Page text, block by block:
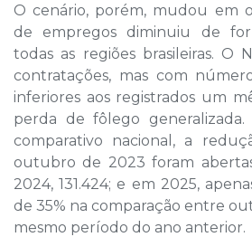
O cenário, porém, mudou em
de empregos diminuiu de
todas as regiões brasileiras. O
contratações, mas com
inferiores aos registrados um
perda de fôlego
comparativo nacional, a
outubro de 2023 foram abertas
2024, 131.424; e em 2025,
de 35% na comparação entre
mesmo período do ano anterior.